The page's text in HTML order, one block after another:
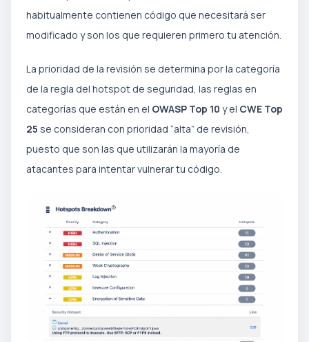
habitualmente contienen código que necesitará ser
modificado y son los que requieren primero tu atención.
La prioridad de la revisión se determina por la categoría
de la regla del hotspot de seguridad, las reglas en
categorías que están en el OWASP Top 10 y el CWE Top
25 se consideran con prioridad “alta” de revisión,
puesto que son las que utilizarán la mayoría de
atacantes para intentar vulnerar tu código.